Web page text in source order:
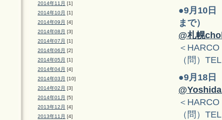
2014年11月 [1]
2014年10月 [1]
2014年09月 [4]
2014年08月 [3]
2014年07月 [1]
2014年06月 [2]
2014年05月 [1]
2014年04月 [4]
2014年03月 [10]
2014年02月 [3]
2014年01月 [5]
2013年12月 [4]
2013年11月 [4]
●9月10日
まで）
@札幌
＜
（問）
●9月18日
＜
（問）